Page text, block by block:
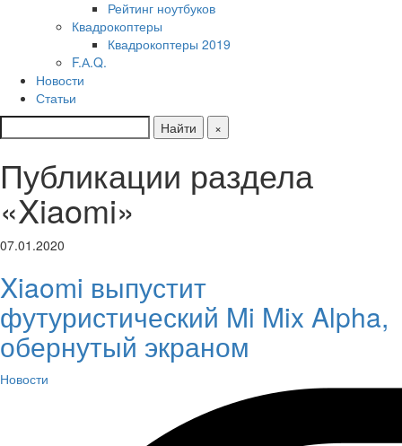
Рейтинг ноутбуков
Квадрокоптеры
Квадрокоптеры 2019
F.А.Q.
Новости
Статьи
Найти
×
Публикации раздела
«Xiaomi»
07.01.2020
Xiaomi выпустит
футуристический Mi Mix Alpha,
обернутый экраном
Новости